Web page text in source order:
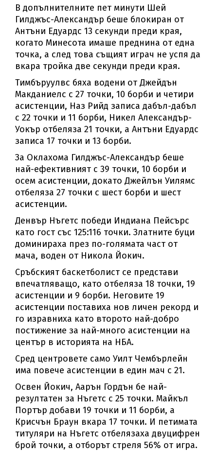
В допълнителните пет минути Шей
Гилджъс-Александър беше блокиран от
Антъни Едуардс 13 секунди преди края,
когато Минесота имаше преднина от една
точка, а след това същият играч не успя да
вкара тройка две секунди преди края.
Тимбъруулвс бяха водени от Джейдън
Макданиелс с 27 точки, 10 борби и четири
асистенции, Наз Рийд записа дабъл-дабъл
с 22 точки и 11 борби, Никел Александър-
Уокър отбеляза 21 точки, а Антъни Едуардс
записа 17 точки и 13 борби.
За Оклахома Гилджъс-Александър беше
най-ефективният с 39 точки, 10 борби и
осем асистенции, докато Джейлън Уилямс
отбеляза 27 точки с шест борби и шест
асистенции.
Денвър Нъгетс победи Индиана Пейсърс
като гост със 125:116 точки. Златните буци
доминираха през по-голямата част от
мача, воден от Никола Йокич.
Сръбският баскетболист се представи
впечатляващо, като отбеляза 18 точки, 19
асистенции и 9 борби. Неговите 19
асистенции поставиха нов личен рекорд и
го изравниха като второто най-добро
постижение за най-много асистенции на
център в историята на НБА.
Сред центровете само Уилт Чембърлейн
има повече асистенции в един мач с 21.
Освен Йокич, Аарън Гордън бе най-
резултатен за Нъгетс с 25 точки. Майкъл
Портър добави 19 точки и 11 борби, а
Крисчън Браун вкара 17 точки. И петимата
титуляри на Нъгетс отбелязаха двуцифрен
брой точки, а отборът стреля 56% от игра.